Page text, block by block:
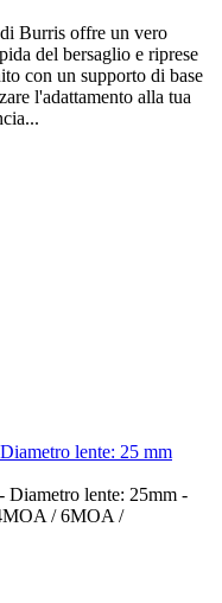
Burris offre un vero
del bersaglio e riprese
con un supporto di base
l'adattamento alla tua
lente: 25 mm
Diametro lente: 25mm -
/ 6MOA /